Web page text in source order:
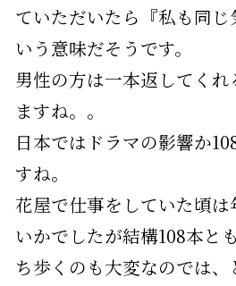
ていただいたら『私も同じ
いう意味だそうです。
男性の方は一本返してく
ますね。。
日本ではドラマの影響か
すね。
花屋で仕事をしていた頃
いかでしたが結構108本と
ち歩くのも大変なのでは、